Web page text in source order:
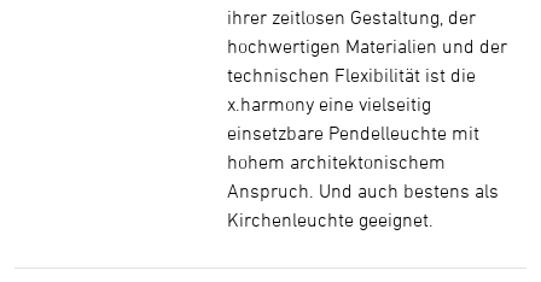
ihrer zeitlosen Gestaltung, der
hochwertigen Materialien und der
technischen Flexibilität ist die
x.harmony eine vielseitig
einsetzbare Pendelleuchte mit
hohem architektonischem
Anspruch. Und auch bestens als
Kirchenleuchte geeignet.